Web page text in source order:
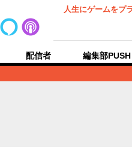
人生にゲームをプ
配信者 編集部PUSH